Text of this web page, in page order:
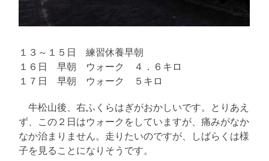
１３～１５日 練習休養早朝
１６日 早朝 ウォーク ４．６キロ
１７日 早朝 ウォーク ５キロ
牛松山後、右ふくらはぎがおかしいです。とりあえ
ず、この２日はウォークをしていますが、痛みがなか
なか治まりません。走りたいのですが、しばらくは様
子を見ることになりそうです。